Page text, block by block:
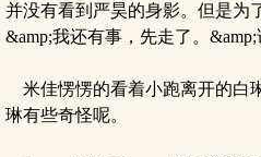
并没有看到严昊的身影。但是为
&amp;我还有事，先走了。&amp;
米佳愣愣的看着小跑离开的白
琳有些奇怪呢。